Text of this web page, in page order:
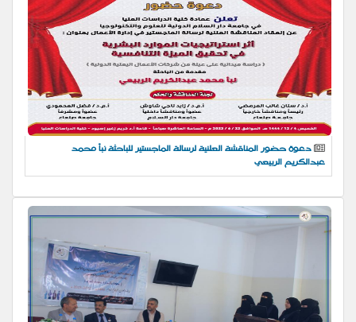
دعوة حضور المناقشة العلنية لرسالة الماجستير للباحثة نبأ محمد
عبدالكريم الربيعي